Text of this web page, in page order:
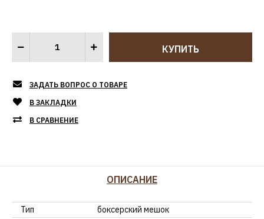
ЗАДАТЬ ВОПРОС О ТОВАРЕ
В ЗАКЛАДКИ
В СРАВНЕНИЕ
ОПИСАНИЕ
Тип
боксерский мешок